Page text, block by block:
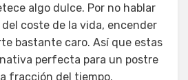
algo dulce. Por no hablar
coste de la vida, encender
bastante caro. Así que estas
perfecta para un postre
fracción del tiempo.